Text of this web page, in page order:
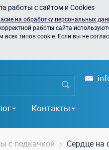
работы с сайтом и Cookies
на обработку персональных
работы сайта
типов cookie. Если вы не
Контакты
с подкачкой Сердце на